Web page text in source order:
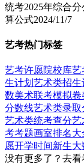
统考2025年综合
算公式2024/11/7
艺考热门标签
艺考许愿院校库艺
生计划 艺术类招生
数美术联考模拟卷
分数线艺术类录取
艺术类统考查分艺
考考题画室排名大
愿开学时间新生大
没有更多了？去看